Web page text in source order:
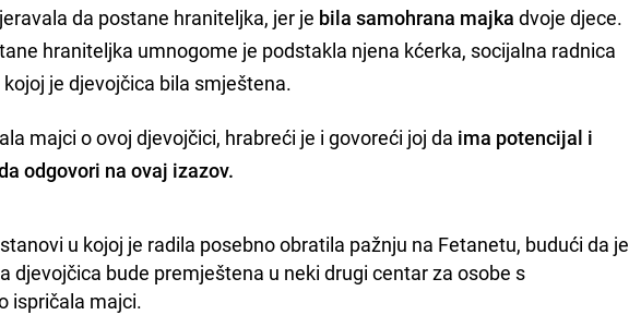
da postane hraniteljka, jer je bila samohrana majka dvoje djece.
hraniteljka umnogome je podstakla njena kćerka, socijalna radnica
je djevojčica bila smještena.
majci o ovoj djevojčici, hrabreći je i govoreći joj da ima potencijal i
odgovori na ovaj izazov.
u kojoj je radila posebno obratila pažnju na Fetanetu, budući da je
djevojčica bude premještena u neki drugi centar za osobe s
ispričala majci.